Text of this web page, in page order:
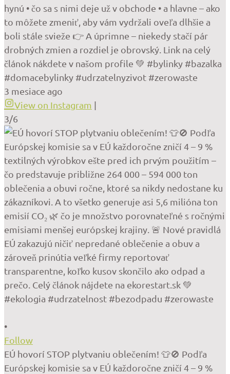
hynú • čo sa s nimi deje už v obchode • a hlavne – ako
to môžete zmeniť, aby vám vydržali oveľa dlhšie a
boli stále svieže 👉 A úprimne – niekedy stačí pár
drobných zmien a rozdiel je obrovský. Link na celý
článok nákdete v našom profile 💚 #bylinky #bazalka
#domacebylinky #udrzatelnyzivot #zerowaste
3 mesiace ago
View on Instagram |
3/6
•
Follow
EÚ hovorí STOP plytvaniu oblečením! 👕🚫 Podľa
Európskej komisie sa v EÚ každoročne zničí 4 – 9 %